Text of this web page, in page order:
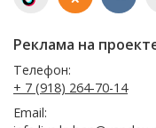
Реклама на
Телефон:
+ 7 (918) 264-70-14
Email: